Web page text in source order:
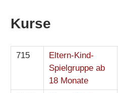
Kurse
715
Eltern-Kind-
Spielgruppe ab
18 Monate